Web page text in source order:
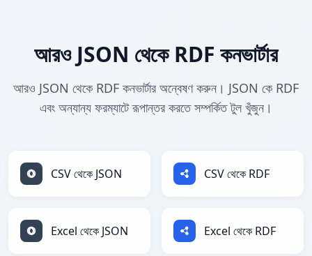
আরও JSON থেকে RDF কনভার্টার
আরও JSON থেকে RDF কনভার্টার অন্বেষণ করুন। JSON কে RDF
এবং অন্যান্য ফরম্যাটে রূপান্তর করতে সম্পর্কিত টুল খুঁজুন।
CSV থেকে JSON CSV থেকে RDF
Excel থেকে JSON Excel থেকে RDF